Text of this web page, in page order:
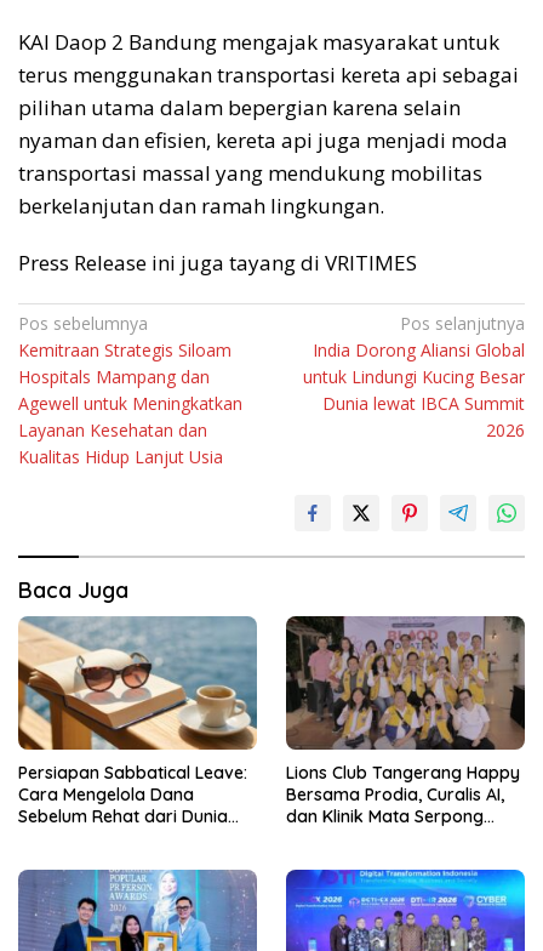
KAI Daop 2 Bandung mengajak masyarakat untuk
terus menggunakan transportasi kereta api sebagai
pilihan utama dalam bepergian karena selain
nyaman dan efisien, kereta api juga menjadi moda
transportasi massal yang mendukung mobilitas
berkelanjutan dan ramah lingkungan.
Press Release ini juga tayang di VRITIMES
Navigasi
pos
Pos sebelumnya
Kemitraan Strategis Siloam
Hospitals Mampang dan
Agewell untuk Meningkatkan
Layanan Kesehatan dan
Kualitas Hidup Lanjut Usia
Pos selanjutnya
India Dorong Aliansi Global
untuk Lindungi Kucing Besar
Dunia lewat IBCA Summit
2026
Baca Juga
Persiapan Sabbatical Leave:
Cara Mengelola Dana
Sebelum Rehat dari Dunia
Lions Club Tangerang Happy
Bersama Prodia, Curalis AI,
dan Klinik Mata Serpong
Bakti Sosial Kesehatan